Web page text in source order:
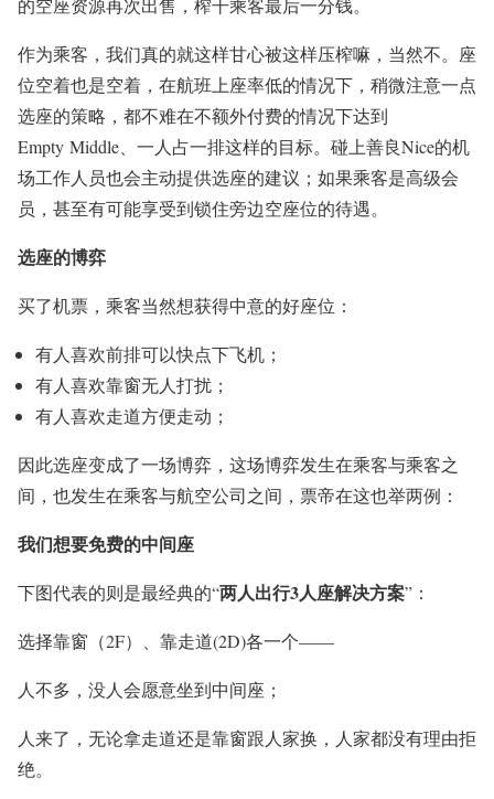
的空座资源再次出售，榨干乘客最后一分钱。
作为乘客，我们真的就这样甘心被这样压榨嘛，当然不。座
位空着也是空着，在航班上座率低的情况下，稍微注意一点
选座的策略，都不难在不额外付费的情况下达到
Empty Middle、一人占一排这样的目标。碰上善良Nice的机
场工作人员也会主动提供选座的建议；如果乘客是高级会
员，甚至有可能享受到锁住旁边空座位的待遇。
选座的博弈
买了机票，乘客当然想获得中意的好座位：
有人喜欢前排可以快点下飞机；
有人喜欢靠窗无人打扰；
有人喜欢走道方便走动；
因此选座变成了一场博弈，这场博弈发生在乘客与乘客之
间，也发生在乘客与航空公司之间，票帝在这也举两例：
我们想要免费的中间座
下图代表的则是最经典的“两人出行3人座解决方案”：
选择靠窗（2F）、靠走道(2D)各一个——
人不多，没人会愿意坐到中间座；
人来了，无论拿走道还是靠窗跟人家换，人家都没有理由拒
绝。